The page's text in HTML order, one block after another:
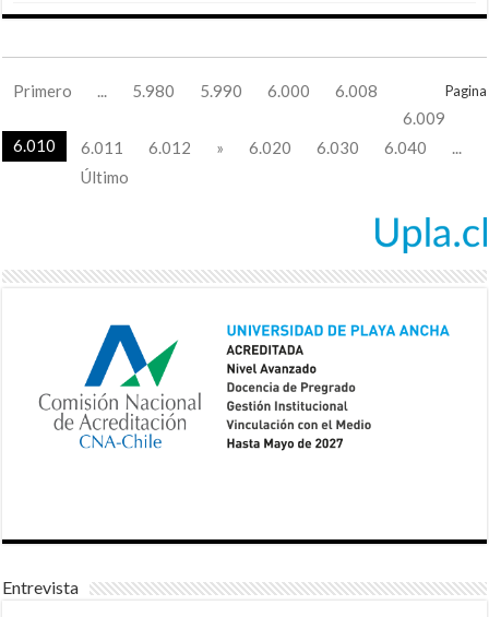
Pagina
Primero 5.980 5.990 6.000
6.008
6.009
6.010
6.011 6.012 » 6.020 6.030 6.040
Último
Entrevista